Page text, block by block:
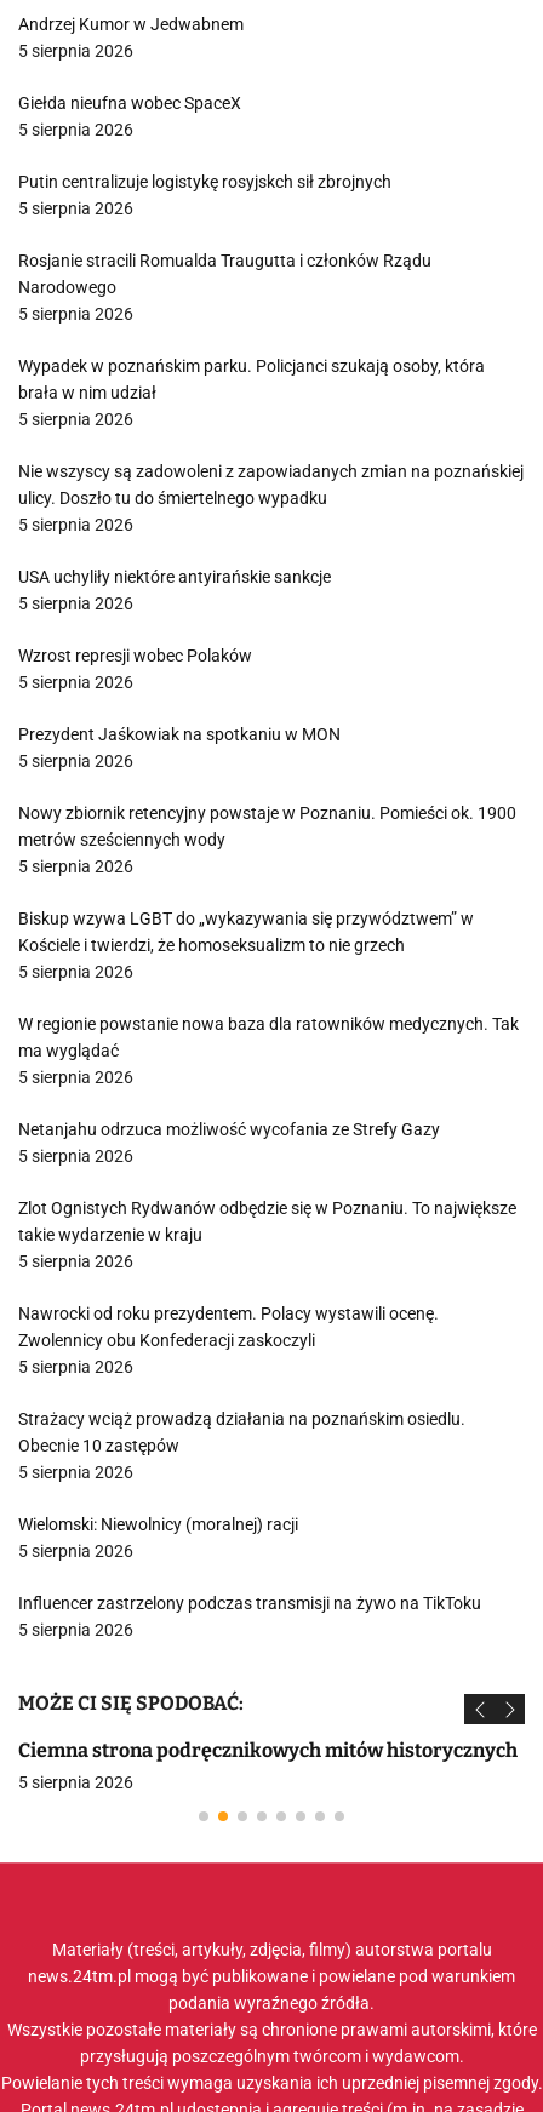
Andrzej Kumor w Jedwabnem
5 sierpnia 2026
Giełda nieufna wobec SpaceX
5 sierpnia 2026
Putin centralizuje logistykę rosyjskch sił zbrojnych
5 sierpnia 2026
Rosjanie stracili Romualda Traugutta i członków Rządu
Narodowego
5 sierpnia 2026
Wypadek w poznańskim parku. Policjanci szukają osoby, która
brała w nim udział
5 sierpnia 2026
Nie wszyscy są zadowoleni z zapowiadanych zmian na poznańskiej
ulicy. Doszło tu do śmiertelnego wypadku
5 sierpnia 2026
USA uchyliły niektóre antyirańskie sankcje
5 sierpnia 2026
Wzrost represji wobec Polaków
5 sierpnia 2026
Prezydent Jaśkowiak na spotkaniu w MON
5 sierpnia 2026
Nowy zbiornik retencyjny powstaje w Poznaniu. Pomieści ok. 1900
metrów sześciennych wody
5 sierpnia 2026
Biskup wzywa LGBT do „wykazywania się przywództwem” w
Kościele i twierdzi, że homoseksualizm to nie grzech
5 sierpnia 2026
W regionie powstanie nowa baza dla ratowników medycznych. Tak
ma wyglądać
5 sierpnia 2026
Netanjahu odrzuca możliwość wycofania ze Strefy Gazy
5 sierpnia 2026
Zlot Ognistych Rydwanów odbędzie się w Poznaniu. To największe
takie wydarzenie w kraju
5 sierpnia 2026
Nawrocki od roku prezydentem. Polacy wystawili ocenę.
Zwolennicy obu Konfederacji zaskoczyli
5 sierpnia 2026
Strażacy wciąż prowadzą działania na poznańskim osiedlu.
Obecnie 10 zastępów
5 sierpnia 2026
Wielomski: Niewolnicy (moralnej) racji
5 sierpnia 2026
Influencer zastrzelony podczas transmisji na żywo na TikToku
5 sierpnia 2026
MOŻE CI SIĘ SPODOBAĆ:
Ciemna strona podręcznikowych mitów historycznych
5 sierpnia 2026
Materiały (treści, artykuły, zdjęcia, filmy) autorstwa portalu
news.24tm.pl mogą być publikowane i powielane pod warunkiem
podania wyraźnego źródła.
Wszystkie pozostałe materiały są chronione prawami autorskimi, które
przysługują poszczególnym twórcom i wydawcom.
Powielanie tych treści wymaga uzyskania ich uprzedniej pisemnej zgody.